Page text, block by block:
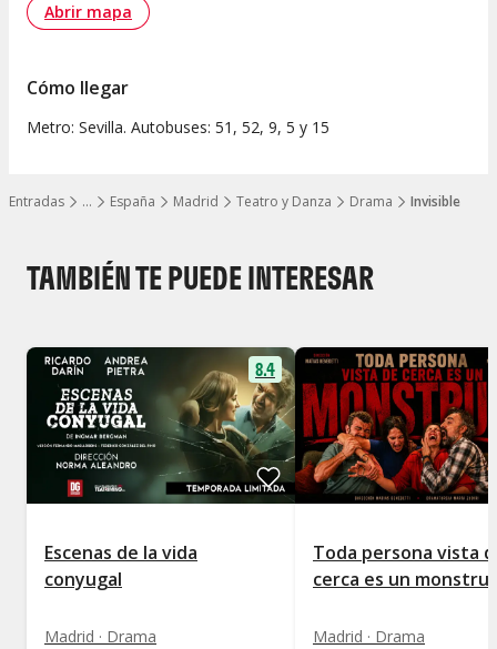
…
Mostrar todos los niveles
Entradas España Madrid Teatro y Danza Drama Invisible
Abrir mapa
Cómo llegar
Metro: Sevilla. Autobuses: 51, 52, 9, 5 y 15
TAMBIÉN TE PUEDE INTERESAR
8.4
Escenas de la vida
conyugal
Madrid · Drama
Toda persona vista
cerca es un
Madrid · Drama